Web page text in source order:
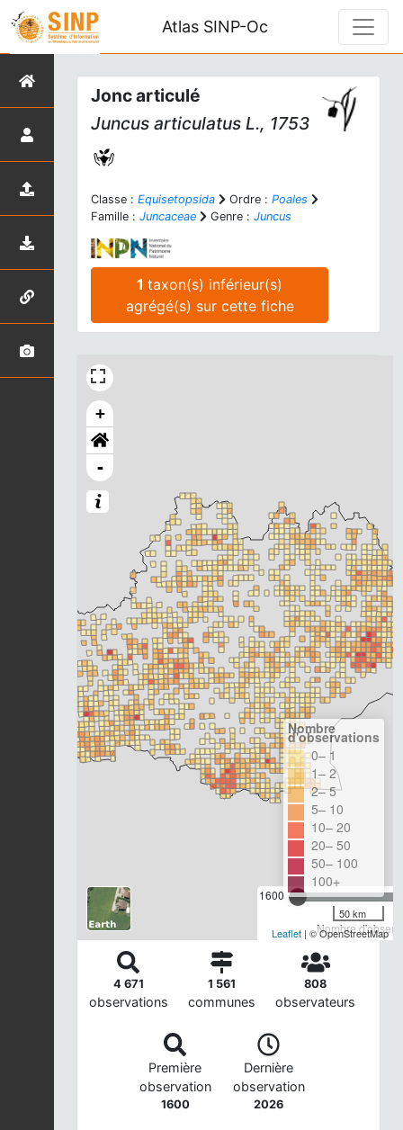
Atlas SINP-Oc
Jonc articulé
Juncus articulatus L., 1753
Classe : Equisetopsida Ordre : Poales
Famille : Juncaceae Genre : Juncus
1taxon(s) inférieur(s)
agrégé(s) sur cette fiche
+
-
1600
Nombre
Nombre
d'observations
0– 1
1– 2
2– 5
5– 10
10– 20
20– 50
50– 100
100+
50 km
Leaflet | © OpenStreetMap
4 671
observations
1 561
communes
808
observateurs
Première
observation
1600
Dernière
observation
2026